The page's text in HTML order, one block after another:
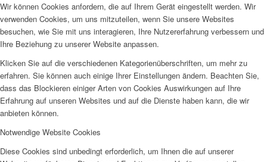
Wir können Cookies anfordern, die auf Ihrem Gerät eingestellt werden. Wir
verwenden Cookies, um uns mitzuteilen, wenn Sie unsere Websites
besuchen, wie Sie mit uns interagieren, Ihre Nutzererfahrung verbessern und
Ihre Beziehung zu unserer Website anpassen.
Klicken Sie auf die verschiedenen Kategorienüberschriften, um mehr zu
erfahren. Sie können auch einige Ihrer Einstellungen ändern. Beachten Sie,
dass das Blockieren einiger Arten von Cookies Auswirkungen auf Ihre
Erfahrung auf unseren Websites und auf die Dienste haben kann, die wir
anbieten können.
Notwendige Website Cookies
Diese Cookies sind unbedingt erforderlich, um Ihnen die auf unserer